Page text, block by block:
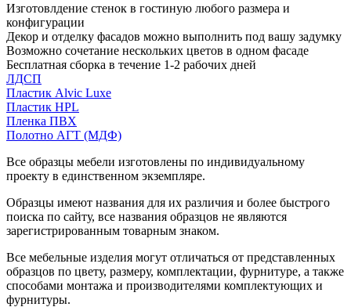
Изготовлдение стенок в гостиную любого размера и
конфигурации
Декор и отделку фасадов можно выполнить под вашу задумку
Возможно сочетание нескольких цветов в одном фасаде
Бесплатная сборка в течение 1-2 рабочих дней
ЛДСП
Пластик Alvic Luxe
Пластик HPL
Пленка ПВХ
Полотно АГТ (МДФ)
Все образцы мебели изготовлены по индивидуальному
проекту в единственном экземпляре.
Образцы имеют названия для их различия и более быстрого
поиска по сайту, все названия образцов не являются
зарегистрированным товарным знаком.
Все мебельные изделия могут отличаться от представленных
образцов по цвету, размеру, комплектации, фурнитуре, а также
способами монтажа и производителями комплектующих и
фурнитуры.